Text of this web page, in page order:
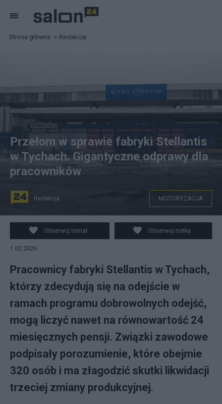
Strona główna Redakcja
na zdjęciu: Fabryka Stellantis w Tychach, fot. PAP/Jarek
Praszkiewicz
Przełom w sprawie fabryki Stellantis
w Tychach. Gigantyczne odprawy dla
pracowników
Redakcja MOTORYZACJA
Obserwuj temat Obserwuj notkę
1.02.2026
Pracownicy fabryki Stellantis w Tychach,
którzy zdecydują się na odejście w
ramach programu dobrowolnych odejść,
mogą liczyć nawet na równowartość 24
miesięcznych pensji. Związki zawodowe
podpisały porozumienie, które obejmie
320 osób i ma złagodzić skutki likwidacji
trzeciej zmiany produkcyjnej.